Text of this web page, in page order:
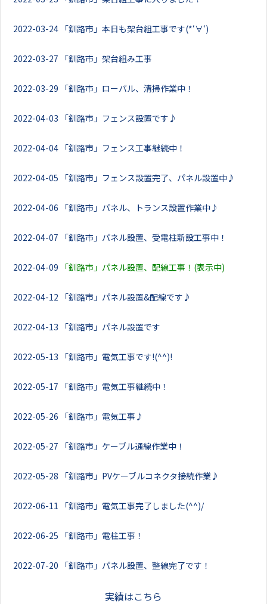
2022-03-24 「釧路市」本日も架台組工事です(*‘∀‘)
2022-03-27 「釧路市」架台組み工事
2022-03-29 「釧路市」ローバル、清掃作業中！
2022-04-03 「釧路市」フェンス設置です♪
2022-04-04 「釧路市」フェンス工事継続中！
2022-04-05 「釧路市」フェンス設置完了、パネル設置中♪
2022-04-06 「釧路市」パネル、トランス設置作業中♪
2022-04-07 「釧路市」パネル設置、受電柱新設工事中！
2022-04-09 「釧路市」パネル設置、配線工事！(表示中)
2022-04-12 「釧路市」パネル設置&配線です♪
2022-04-13 「釧路市」パネル設置です
2022-05-13 「釧路市」電気工事です!(^^)!
2022-05-17 「釧路市」電気工事継続中！
2022-05-26 「釧路市」電気工事♪
2022-05-27 「釧路市」ケーブル通線作業中！
2022-05-28 「釧路市」PVケーブルコネクタ接続作業♪
2022-06-11 「釧路市」電気工事完了しました(^^)/
2022-06-25 「釧路市」電柱工事！
2022-07-20 「釧路市」パネル設置、整線完了です！
実績はこちら